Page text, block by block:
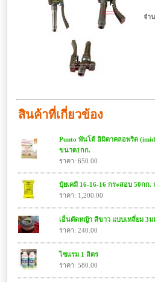
จำ
สินค้าที่เกี่ยวข้อง
Punto พันโต้ อิมิดาคลอพริด
ขนาด1กก.
ราคา: 650.00
ปุ๋ยเคมี 16-16-16 กระสอบ 50กก.
ราคา: 1,200.00
เอ็นตัดหญ้า สีขาว แบบเหลี่ยม 3ม
ราคา: 240.00
ไซแรม 1 ลิตร
ราคา: 580.00